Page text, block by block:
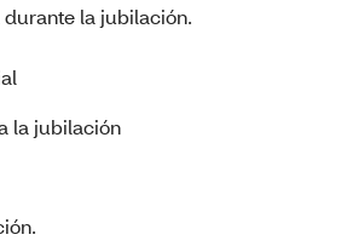
la jubilación.
la jubilación